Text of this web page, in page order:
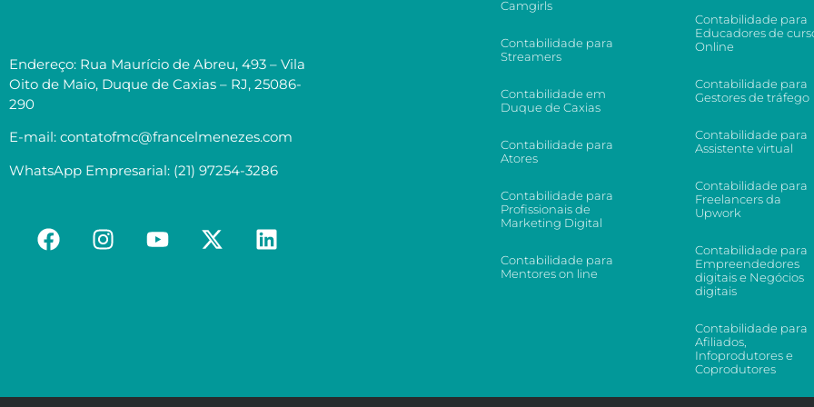
Endereço: Rua Maurício de Abreu, 493 – Vila
Oito de Maio, Duque de Caxias – RJ, 25086-
290
E-mail: contatofmc@francelmenezes.com
WhatsApp Empresarial: (21) 97254-3286
Camgirls
Contabilidade para
Streamers
Contabilidade em
Duque de Caxias
Contabilidade para
Atores
Contabilidade para
Profissionais de
Marketing Digital
Contabilidade para
Mentores on line
Contabilidade para
Educadores de
Online
Contabilidade para
Gestores de tráfego
Contabilidade para
Assistente virtual
Contabilidade para
Freelancers da
Upwork
Contabilidade para
Empreendedores
digitais e Negócios
digitais
Contabilidade para
Afiliados,
Infoprodutores e
Coprodutores